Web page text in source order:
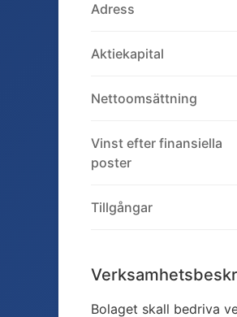
Adress
Aktiekapital
Nettoomsättning
Vinst efter finansiella
poster
Tillgångar
Bolaget skall bedriva